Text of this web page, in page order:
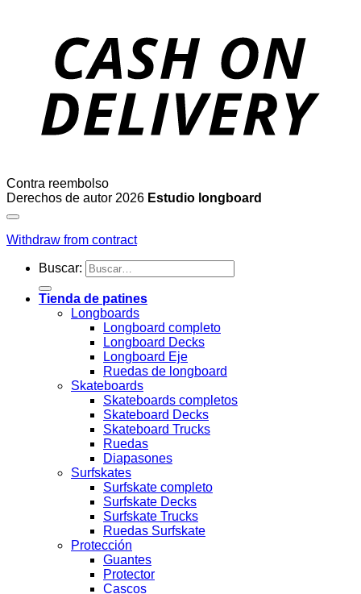
Contra reembolso
Derechos de autor 2026 Estudio longboard
Withdraw from contract
Buscar:
Tienda de patines
Longboards
Longboard completo
Longboard Decks
Longboard Eje
Ruedas de longboard
Skateboards
Skateboards completos
Skateboard Decks
Skateboard Trucks
Ruedas
Diapasones
Surfskates
Surfskate completo
Surfskate Decks
Surfskate Trucks
Ruedas Surfskate
Protección
Guantes
Protector
Cascos